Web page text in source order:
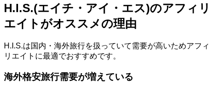
H.I.S.(エイチ・アイ・エス)のアフィリ
エイトがオススメの理由
H.I.S.は国内・海外旅行を扱っていて需要が高いためアフィ
リエイトに最適でおすすめです。
海外格安旅行需要が増えている